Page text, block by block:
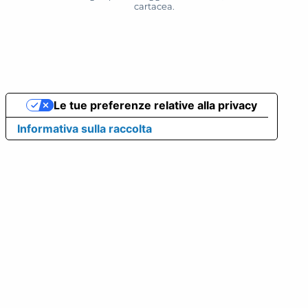
cartacea.
Informativa sulla raccolta
Le tue preferenze relative alla privacy